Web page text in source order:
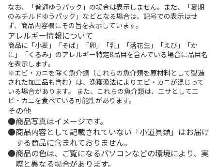
なお、「普通ゆうパック」の場合は表示しません。また、「夏期
のみチルドゆうパック」などとなる場合は、記号での表示はせ
ず、商品内容欄にその旨を表示しています。
アレルギー情報について
商品に「小麦」「そば」「卵」「乳」「落花生」「えび」「か
に」「くるみ」のアレルギー特定8品目を含んでいる場合に品目名
を表示します。
※エビ・カニを除く魚介類（これらの魚介類を原材料として製造
された加工品も含む）は、漁獲漁法によりエビ・カニが混じって
いる場合があります。 また、これらの魚介類は、エサとしてエ
ビ・カニを食べている可能性があります。
その他
商品写真はイメージです。
商品内容として記載されていない「小道具類」はお届け
する商品に含まれておりません。
商品の色は、ご覧になるパソコンなどの環境により、実
際と異なる場合があります。